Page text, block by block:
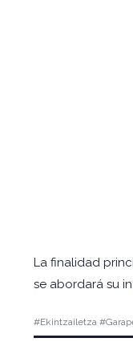
La finalidad
se abordará su
#Ekintzailetza